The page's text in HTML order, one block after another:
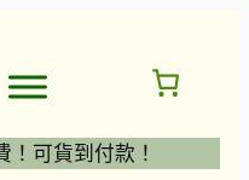
可貨到付款！